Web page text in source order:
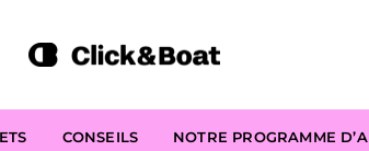
CONSEILS NOTRE PROGRAMME